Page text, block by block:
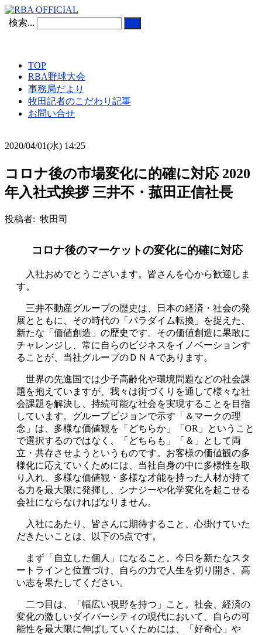
検索...
TOP
RBA野球大会
事務局だより
牧田記者のこだわり記事
お問い合せ
2020/04/01(水) 14:25
コロナ後の市場変化に的確に対応 2020
年入社式挨拶 三井不・菰田正信社長
投稿者: 牧田司
コロナ後のマーケットの変化に的確に対応
入社おめでとうございます。皆さんを心から歓迎しま
す。
三井不動産グループの歴史は、日本の経済・社会の発
展とともに、その時代の「パラダイム転換」を捉えた、
新たな「価値創造」の歴史です。その価値創造に果敢に
チャレンジし、常に自らのビジネスをイノベーションす
ることが、当社グループのＤＮＡであります。
世界の先進国では少子高齢化や環境問題などの社会課
題を抱えていますが、我々は街づくりを通して様々な社
会課題を解決し、持続可能な社会を実現することを目指
しています。グループビジョンで示す「＆マークの理
念」は、多様な価値観を「どちらか」「OR」ということ
で選択するのではなく、「どちらも」「＆」として両
立・共存させようというものです。お客様の価値観の多
様化に応えていくためには、当社自身の中に多様性を取
り入れ、多様な価値観・多様な才能を持った人材が持て
る力を最大限に発揮し、シナジーや化学変化を起こせる
会社にならなければなりません。
入社にあたり、皆さんに期待すること、心掛けていた
だきたいことは、以下の5点です。
まず「自立した個人」になること。今日を新たなスタ
ートラインと位置づけ、自らの力で人生を切り開き、高
い志を果たしてください。
二つ目は、「幅広い視野を持つ」こと。社会、経済の
変化の激しいダイバーシティの現代において、自らの可
能性を最大限に伸ばしていくためには、「好奇心」や